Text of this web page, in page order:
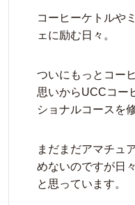
コーヒーケトルや
ェに励む日々。
ついにもっとコー
思いからUCCコー
ショナルコースを
まだまだアマチュ
めないのですが日
と思っています。